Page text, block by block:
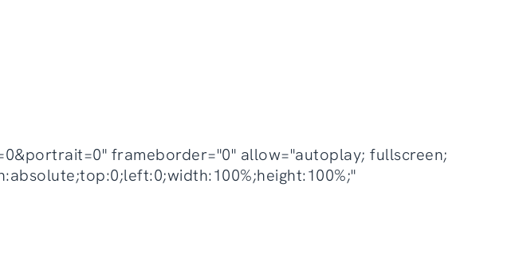
frameborder="0" allow="autoplay; fullscreen;